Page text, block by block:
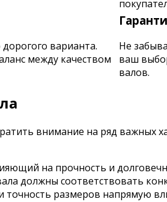
варианта.
между качеством
Не
ваш
валов.
внимание на ряд важных
на прочность и
должны соответствовать
точность размеров напрямую